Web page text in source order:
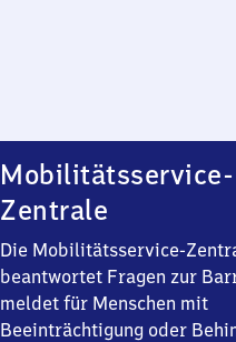
Mobilitätsservice-
Zentrale
Die Mobilitätsservice-
beantwortet Fragen zur
meldet für Menschen mit
Beeinträchtigung oder